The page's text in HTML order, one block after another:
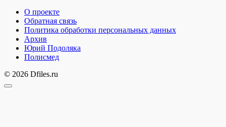
О проекте
Обратная связь
Политика обработки персональных данных
Архив
Юрий Подоляка
Полисмед
© 2026 Dfiles.ru